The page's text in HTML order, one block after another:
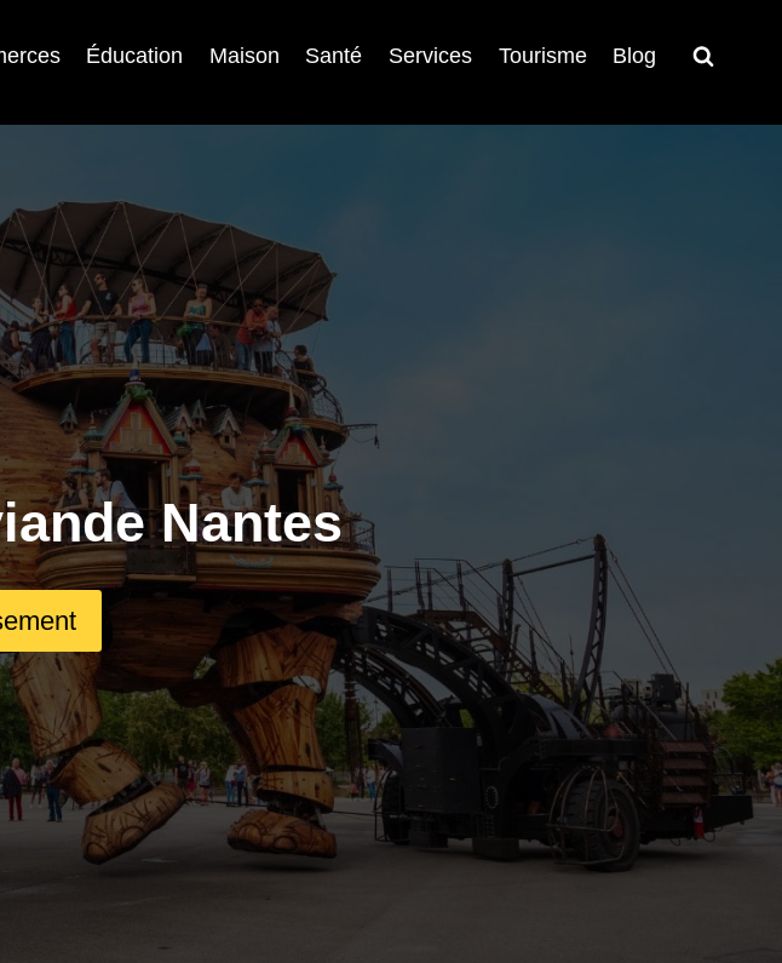
Éducation Maison Santé Services Tourisme Blog
Nantes